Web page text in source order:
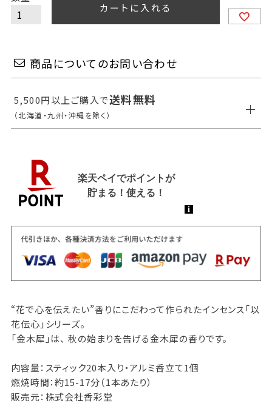
カートに入れる
商品についてのお問い合わせ
5,500円以上ご購入で送料無料
（北海道・九州・沖縄を除く）
“花で心を伝えたい”香りにこだわって作られたインセンス「以
花伝心」シリーズ。
「金木犀」は、 秋の始まりを告げる金木犀の香りです。
内容量：スティック20本入り・アルミ香立て1個
燃焼時間：約15-17分（1本あたり）
販売元：株式会社香彩堂